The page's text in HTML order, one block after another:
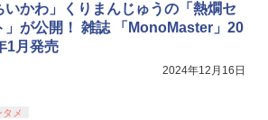
いかわ」くりまんじゅうの「熱燗セ
」が公開！ 雑誌 「MonoMaster」20
1月発売
2024年12月16日
タメ